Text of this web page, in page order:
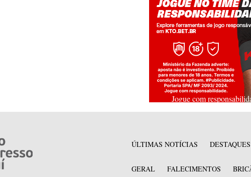
Jogue com
ÚLTIMAS NOTÍCIAS DESTAQUES
GERAL FALECIMENTOS